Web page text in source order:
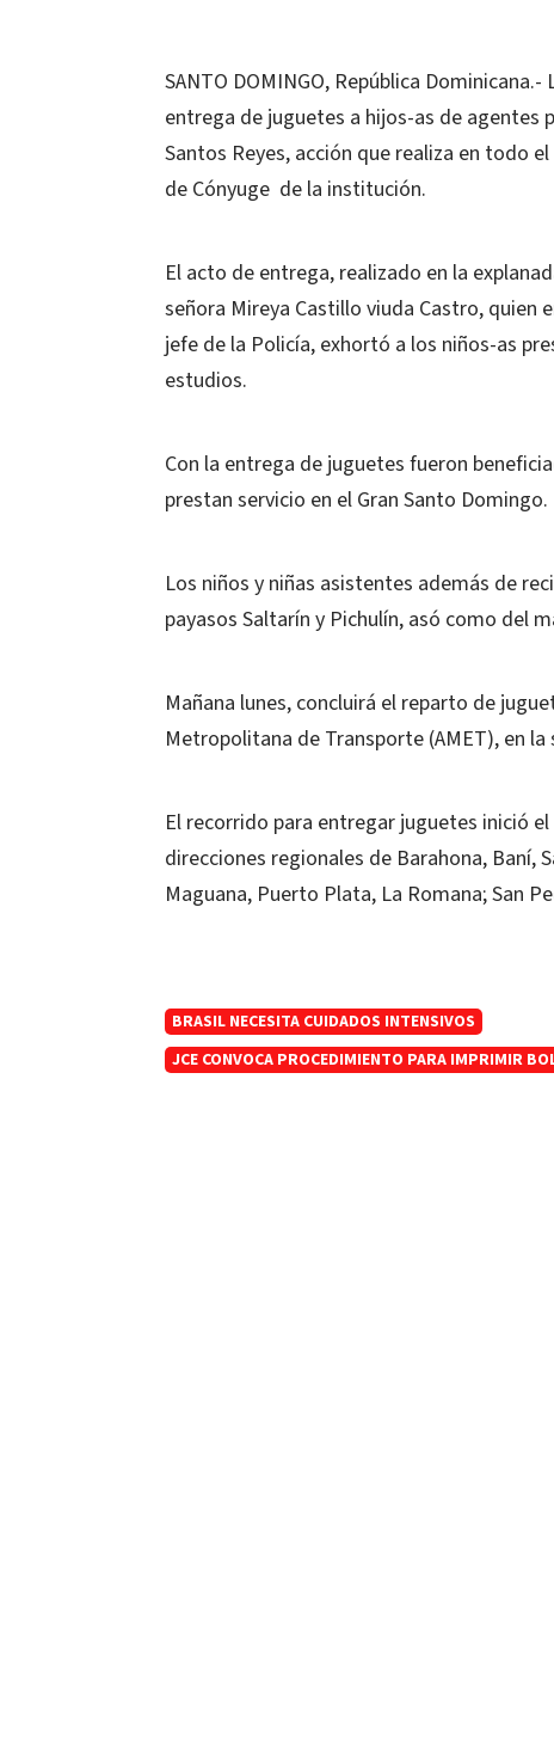
SANTO DOMINGO, República
entrega de juguetes a hijos-as de agentes
Santos Reyes, acción que realiza en todo
de Cónyuge de la institución.
El acto de entrega, realizado en la
señora Mireya Castillo viuda Castro, quien
jefe de la Policía, exhortó a los niños-as
estudios.
Con la entrega de juguetes fueron
prestan servicio en el Gran Santo Domingo.
Los niños y niñas asistentes además de
payasos Saltarín y Pichulín, asó como del
Mañana lunes, concluirá el reparto de
Metropolitana de Transporte (AMET), en
El recorrido para entregar juguetes inició
direcciones regionales de Barahona, Baní,
Maguana, Puerto Plata, La Romana; San
BRASIL NECESITA CUIDADOS INTENSIVOS
JCE CONVOCA PROCEDIMIENTO PARA IMPRIMIR